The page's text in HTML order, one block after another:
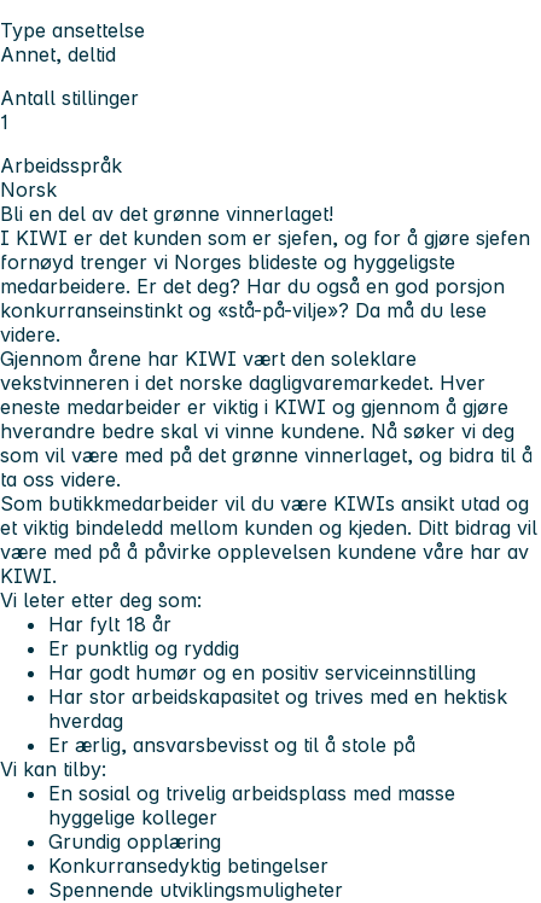
Type ansettelse
Annet, deltid
Antall stillinger
1
Arbeidsspråk
Norsk
Bli en del av det grønne vinnerlaget!
I KIWI er det kunden som er sjefen, og for å gjøre sjefen
fornøyd trenger vi Norges blideste og hyggeligste
medarbeidere. Er det deg? Har du også en god porsjon
konkurranseinstinkt og «stå-på-vilje»? Da må du lese
videre.
Gjennom årene har KIWI vært den soleklare
vekstvinneren i det norske dagligvaremarkedet. Hver
eneste medarbeider er viktig i KIWI og gjennom å gjøre
hverandre bedre skal vi vinne kundene. Nå søker vi deg
som vil være med på det grønne vinnerlaget, og bidra til å
ta oss videre.
Som butikkmedarbeider vil du være KIWIs ansikt utad og
et viktig bindeledd mellom kunden og kjeden. Ditt bidrag vil
være med på å påvirke opplevelsen kundene våre har av
KIWI.
Vi leter etter deg som:
Har fylt 18 år
Er punktlig og ryddig
Har godt humør og en positiv serviceinnstilling
Har stor arbeidskapasitet og trives med en hektisk
hverdag
Er ærlig, ansvarsbevisst og til å stole på
Vi kan tilby:
En sosial og trivelig arbeidsplass med masse
hyggelige kolleger
Grundig opplæring
Konkurransedyktig betingelser
Spennende utviklingsmuligheter